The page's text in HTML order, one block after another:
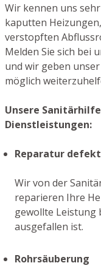
Wir kennen uns
kaputten
verstopften
Melden Sie sich bei
und wir geben
möglich
Unsere
Dienstleistungen:
Reparatur
Wir von der
reparieren Ihre
gewollte Leistung
ausgefallen ist.
Rohrsäuberung